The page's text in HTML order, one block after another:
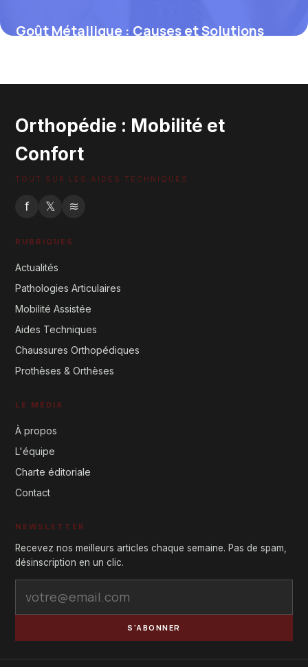
Goût Métallique : Causes et Solutions
Orthopédie : Mobilité et
Confort
TOUT SUR LES AIDES TECHNIQUES
f 𝕏 ≋
RUBRIQUES
Actualités
Pathologies Articulaires
Mobilité Assistée
Aides Techniques
Chaussures Orthopédiques
Prothèses & Orthèses
LE MÉDIA
À propos
L'équipe
Charte éditoriale
Contact
NEWSLETTER
Recevez nos meilleurs articles chaque semaine. Pas de spam,
désinscription en un clic.
S'ABONNER